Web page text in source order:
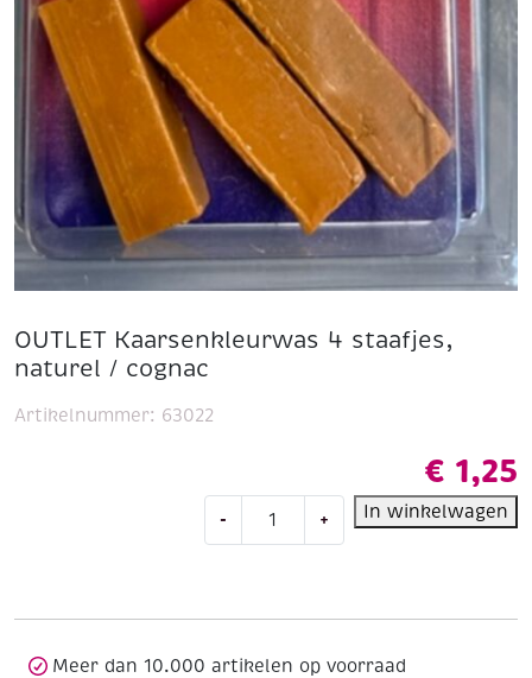
OUTLET Kaarsenkleurwas 4 staafjes,
naturel / cognac
€ 1,25
-
Kaarsenkleurwas
cognac
+ In winkelwagen
Artikelnummer: 63022
Meer dan 10.000 artikelen op voorraad